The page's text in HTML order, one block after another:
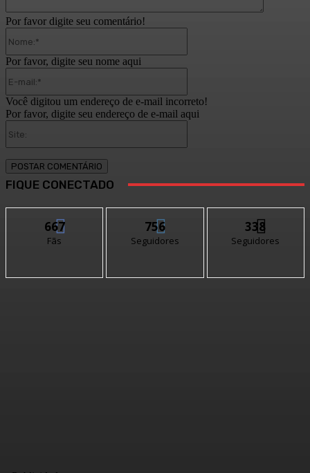
Por favor digite seu comentário!
Por favor, digite seu nome aqui
Você digitou um endereço de e-mail incorreto!
Por favor, digite seu endereço de e-mail aqui
FIQUE CONECTADO
667
Fãs
756
Seguidores
338
Seguidores